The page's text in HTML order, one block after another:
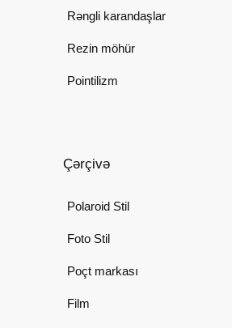
Rəngli karandaşlar
Rezin möhür
Pointilizm
Çərçivə
Polaroid Stil
Foto Stil
Poçt markası
Film